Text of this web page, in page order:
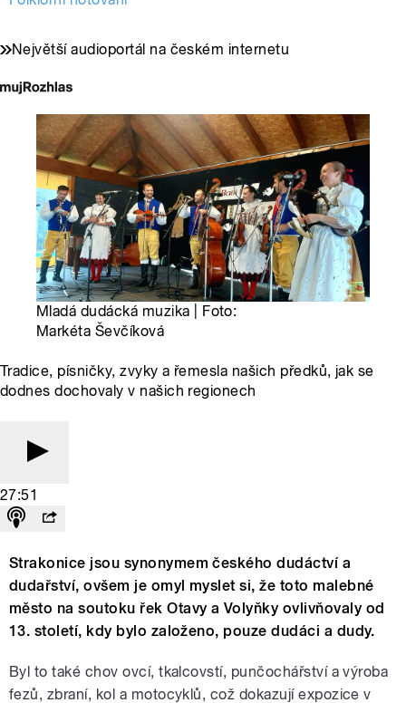
Největší audioportál na českém internetu
Mladá dudácká muzika | Foto:
Markéta Ševčíková
Tradice, písničky, zvyky a řemesla našich předků, jak se
dodnes dochovaly v našich regionech
27:51
Strakonice jsou synonymem českého dudáctví a
dudařství, ovšem je omyl myslet si, že toto malebné
město na soutoku řek Otavy a Volyňky ovlivňovaly od
13. století, kdy bylo založeno, pouze dudáci a dudy.
Byl to také chov ovcí, tkalcovstí, punčochářství a výroba
fezů, zbraní, kol a motocyklů, což dokazují expozice v